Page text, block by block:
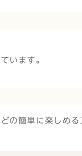
います。
の簡単に楽しめる